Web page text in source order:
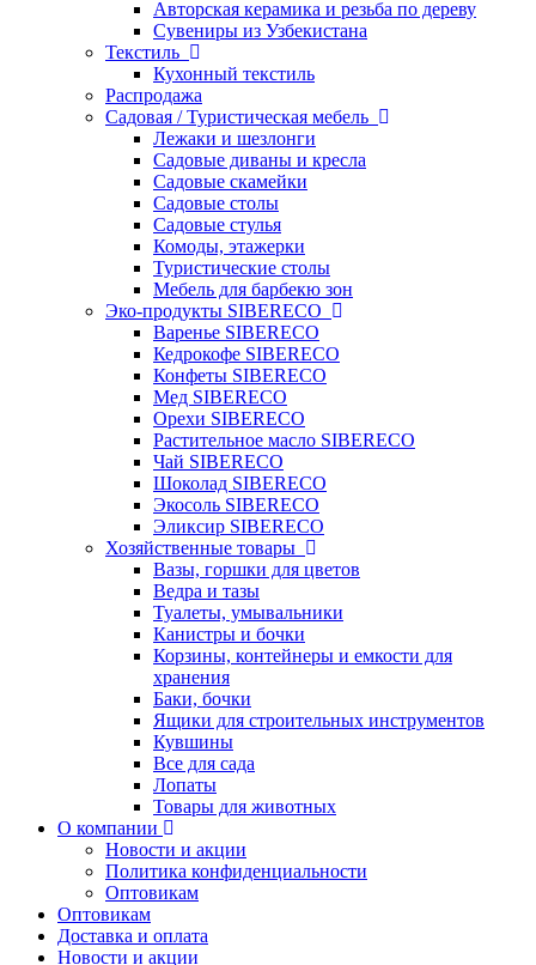
Авторская керамика и резьба по дереву
Сувениры из Узбекистана
Текстиль
Кухонный текстиль
Распродажа
Садовая / Туристическая мебель
Лежаки и шезлонги
Садовые диваны и кресла
Садовые скамейки
Садовые столы
Садовые стулья
Комоды, этажерки
Туристические столы
Мебель для барбекю зон
Эко-продукты SIBERECO
Варенье SIBERECO
Кедрокофе SIBERECO
Конфеты SIBERECO
Мед SIBERECO
Орехи SIBERECO
Растительное масло SIBERECO
Чай SIBERECO
Шоколад SIBERECO
Экосоль SIBERECO
Эликсир SIBERECO
Хозяйственные товары
Вазы, горшки для цветов
Ведра и тазы
Туалеты, умывальники
Канистры и бочки
Корзины, контейнеры и емкости для
хранения
Баки, бочки
Ящики для строительных инструментов
Кувшины
Все для сада
Лопаты
Товары для животных
О компании
Новости и акции
Политика конфиденциальности
Оптовикам
Оптовикам
Доставка и оплата
Новости и акции